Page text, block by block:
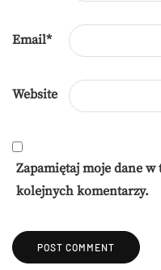
Email*
Website
Zapamiętaj moje dane
kolejnych komentarzy.